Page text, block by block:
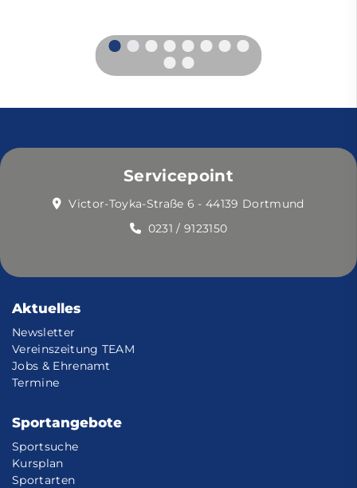
Servicepoint
Victor-Toyka-Straße 6 - 44139 Dortmund
0231 / 9123150
Aktuelles
Newsletter
Vereinszeitung TEAM
Jobs & Ehrenamt
Termine
Sportangebote
Sportsuche
Kursplan
Sportarten